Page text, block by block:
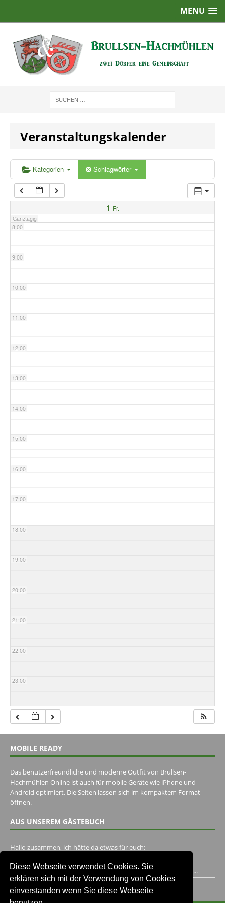
Diese Webseite verwendet Cookies. Sie
erklären sich mit der Verwendung von Cookies
einverstanden wenn Sie diese Webseite
MENU
Veranstaltungskalender
Kategorien Schlagwörter
1 Fr.
Ganztägig
2:00
5:00
6:00
7:00
8:00
9:00
10:00
11:00
12:00
13:00
14:00
15:00
16:00
17:00
18:00
19:00
20:00
21:00
22:00
23:00
MOBILE READY
Das benutzerfreundliche und moderne Outfit von Brullsen-
Hachmühlen Online ist auch für mobile Geräte wie iPhone und
Android optimiert. Die Seiten lassen sich im kompaktem Format
öffnen.
AUS UNSEREM GÄSTEBUCH
Hallo zusammen, ich hätte da etwas für euch:
Ich habe ein Jahr im Gasthaus Hugo Pape verbracht..Habe ihn...
Unser Gästebuch besuchen